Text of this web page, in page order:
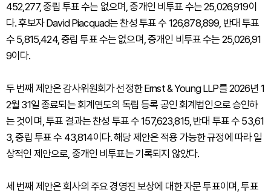
452,277, 중립 투표 수는 없으며, 중개인 비투표 수는 25,026,919이
다. 후보자 David Piacquad는 찬성 투표 수 126,878,899, 반대 투표
수 5,815,424, 중립 투표 수는 없으며, 중개인 비투표 수는 25,026,91
9이다.
두 번째 제안은 감사위원회가 선정한 Ernst & Young LLP를 2026년 1
2월 31일 종료되는 회계연도의 독립 등록 공인 회계법인으로 승인하
는 것이며, 투표 결과는 찬성 투표 수 157,623,815, 반대 투표 수 53,61
3, 중립 투표 수 43,814이다. 해당 제안은 적용 가능한 규정에 따라 일
상적인 제안으로, 중개인 비투표는 기록되지 않았다.
세 번째 제안은 회사의 주요 경영진 보상에 대한 자문 투표이며, 투표